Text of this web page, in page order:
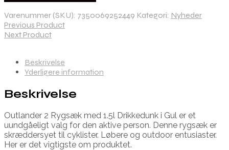
Varenummer (SKU): 7350069252449 Kategori: Nyheder
Previous Product
Next Product
Beskrivelse
Yderligere information
Beskrivelse
Outlander 2 Rygsæk med 1.5l Drikkedunk i Gul er et
uundgåeligt valg for den aktive person. Denne rygsæk er
skræddersyet til cyklister. Løbere og outdoor entusiaster.
Her er det vigtigste om produktet.